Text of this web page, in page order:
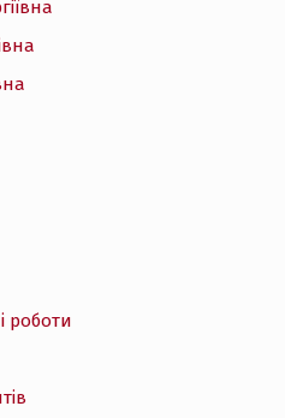
роботи